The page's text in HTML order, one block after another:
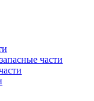
части